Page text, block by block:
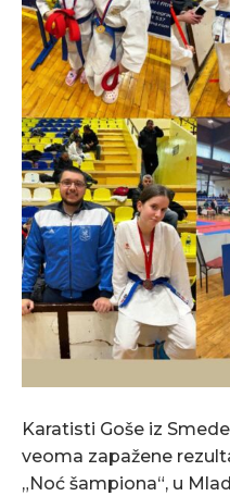
Karatisti Goše iz
veoma zapažene
„Noć šampiona“, u